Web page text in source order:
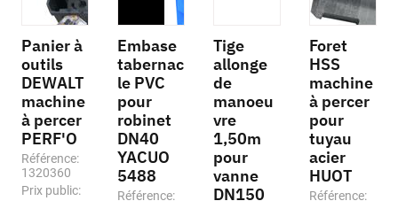
Panier à
outils
DEWALT
machine
à percer
PERF'O
Référence:
1320360
Prix public:
Embase
tabernac
le PVC
pour
robinet
DN40
YACUO
5488
Référence:
Tige
allonge
de
manoeu
vre
1,50m
pour
vanne
DN150
Foret
HSS
machine
à percer
pour
tuyau
acier
HUOT
Référence: